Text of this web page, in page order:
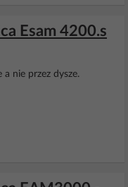
Esam 4200.s
nie przez dysze.